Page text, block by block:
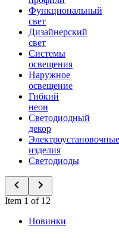
Функциональный
свет
Дизайнерский
свет
Системы
освещения
Наружное
освещение
Гибкий
неон
Светодиодный
декор
Электроустановочные
изделия
Светодиоды
Item 1 of 12
Новинки